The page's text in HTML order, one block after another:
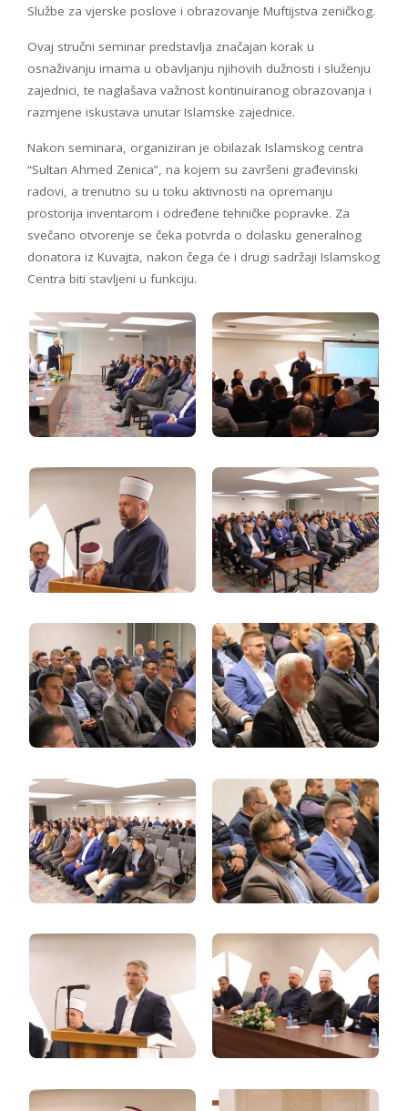
Službe za vjerske poslove i obrazovanje Muftijstva zeničkog.
Ovaj stručni seminar predstavlja značajan korak u
osnaživanju imama u obavljanju njihovih dužnosti i služenju
zajednici, te naglašava važnost kontinuiranog obrazovanja i
razmjene iskustava unutar Islamske zajednice.
Nakon seminara, organiziran je obilazak Islamskog centra
“Sultan Ahmed Zenica”, na kojem su završeni građevinski
radovi, a trenutno su u toku aktivnosti na opremanju
prostorija inventarom i određene tehničke popravke. Za
svečano otvorenje se čeka potvrda o dolasku generalnog
donatora iz Kuvajta, nakon čega će i drugi sadržaji Islamskog
Centra biti stavljeni u funkciju.